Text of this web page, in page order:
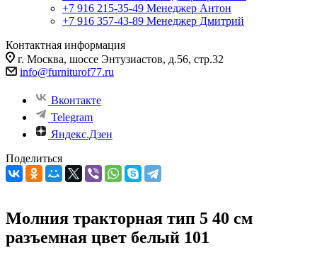
+7 916 215-35-49 Менеджер Антон
+7 916 357-43-89 Менеджер Дмитрий
Контактная информация
г. Москва, шоссе Энтузиастов, д.56, стр.32
info@furniturof77.ru
Вконтакте
Telegram
Яндекс.Дзен
Поделиться
Молния тракторная тип 5 40 см
разъемная цвет белый 101